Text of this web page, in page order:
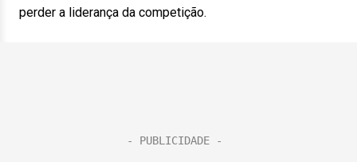
perder a liderança da competição.